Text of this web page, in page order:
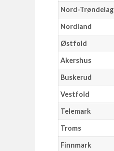
Nord-Trøndelag
Nordland
Østfold
Akershus
Buskerud
Vestfold
Telemark
Troms
Finnmark